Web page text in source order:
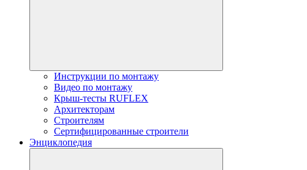
Инструкции по монтажу
Видео по монтажу
Крыш-тесты RUFLEX
Архитекторам
Строителям
Сертифицированные строители
Энциклопедия